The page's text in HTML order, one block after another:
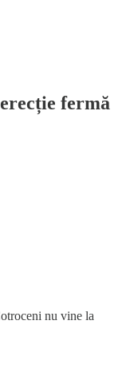
fermă
nu vine la